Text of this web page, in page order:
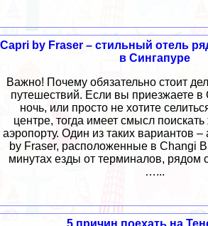
Capri by Fraser – стильный отель
в Сингапуре
Важно! Почему обязательно стоит
путешествий. Если вы приезжаете в
ночь, или просто не хотите
центре, тогда имеет смысл
аэропорту. Один из таких вариантов
by Fraser, расположенные в Changi
минутах езды от терминалов, рядом
…...
5 причин поехать на